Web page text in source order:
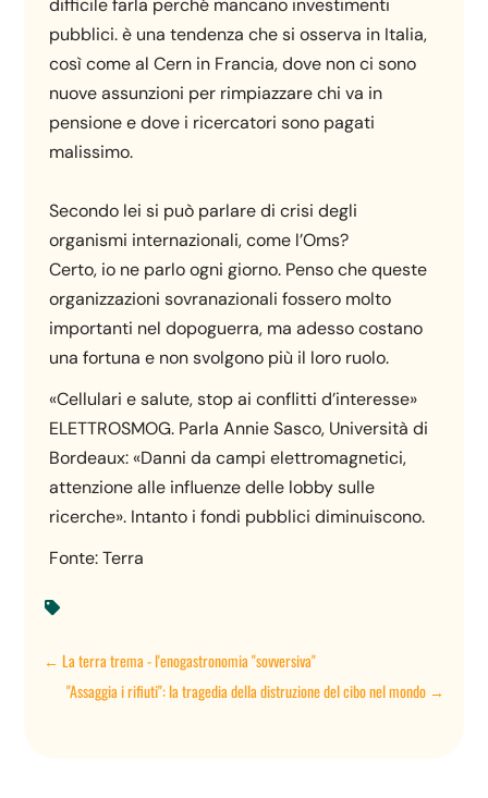
difficile farla perché mancano investimenti
pubblici. è una tendenza che si osserva in Italia,
così come al Cern in Francia, dove non ci sono
nuove assunzioni per rimpiazzare chi va in
pensione e dove i ricercatori sono pagati
malissimo.
Secondo lei si può parlare di crisi degli
organismi internazionali, come l’Oms?
Certo, io ne parlo ogni giorno. Penso che queste
organizzazioni sovranazionali fossero molto
importanti nel dopoguerra, ma adesso costano
una fortuna e non svolgono più il loro ruolo.
«Cellulari e salute, stop ai conflitti d’interesse»
ELETTROSMOG. Parla Annie Sasco, Università di
Bordeaux: «Danni da campi elettromagnetici,
attenzione alle influenze delle lobby sulle
ricerche». Intanto i fondi pubblici diminuiscono.
Fonte: Terra

←La terra trema - l'enogastronomia "sovversiva"
"Assaggia i rifiuti": la tragedia della distruzione del cibo nel mondo→